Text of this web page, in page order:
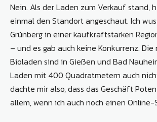
Nein. Als der Laden zum Verkauf stand,
einmal den Standort angeschaut. Ich
Grünberg in einer kaufkraftstarken
– und es gab auch keine Konkurrenz. Die
Bioladen sind in Gießen und Bad
Laden mit 400 Quadratmetern auch
dachte mir also, dass das Geschäft
allem, wenn ich auch noch einen